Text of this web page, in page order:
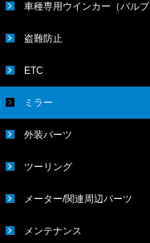
車種専用ウインカー（バルブ
タイプ）
盗難防止
ETC
ミラー
外装パーツ
ツーリング
メーター/関連周辺パーツ
メンテナンス